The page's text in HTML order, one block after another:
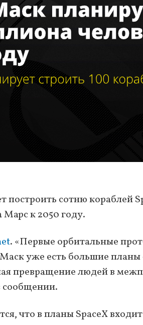
сотню кораблей
к 2050 году.
. «Первые орбитальные
уже есть большие планы
превращение людей в
сообщении.
что в планы SpaceX